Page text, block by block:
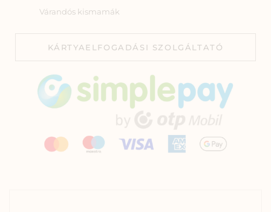
Várandós kismamák
KÁRTYAELFOGADÁSI SZOLGÁLTATÓ